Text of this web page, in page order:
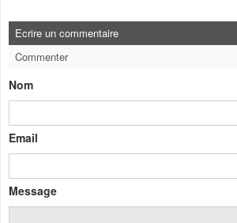
Ecrire un commentaire
Commenter
Nom
Email
Message